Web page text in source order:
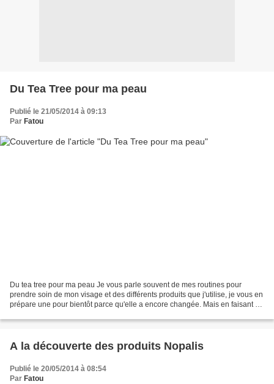
Du Tea Tree pour ma peau
Publié le 21/05/2014 à 09:13
Par Fatou
Du tea tree pour ma peau Je vous parle souvent de mes routines pour
prendre soin de mon visage et des différents produits que j'utilise, je vous en
prépare une pour bientôt parce qu'elle a encore changée. Mais en faisant un
A la découverte des produits Nopalis
Publié le 20/05/2014 à 08:54
Par Fatou